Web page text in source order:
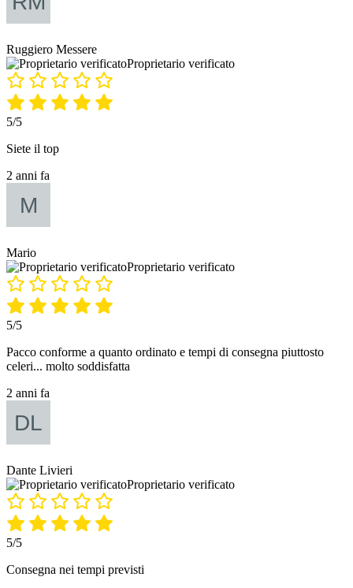
Ruggiero Messere
Proprietario verificato
5/5
Siete il top
2 anni fa
Mario
Proprietario verificato
5/5
Pacco conforme a quanto ordinato e tempi di consegna piuttosto
celeri... molto soddisfatta
2 anni fa
Dante Livieri
Proprietario verificato
5/5
Consegna nei tempi previsti